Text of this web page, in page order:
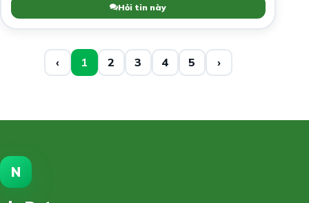
Hỏi tin này
‹ 1 2 3 4 5 ›
N